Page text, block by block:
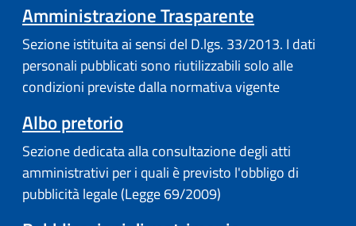
Amministrazione Trasparente
Sezione istituita ai sensi del D.lgs. 33/2013. I dati
personali pubblicati sono riutilizzabili solo alle
condizioni previste dalla normativa vigente
Albo pretorio
Sezione dedicata alla consultazione degli atti
amministrativi per i quali è previsto l'obbligo di
pubblicità legale (Legge 69/2009)